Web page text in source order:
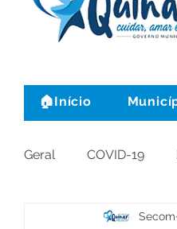
🏠Início
Geral COVID-19
Agricultura e Secom